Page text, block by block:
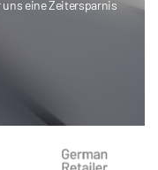
die Seitengröße